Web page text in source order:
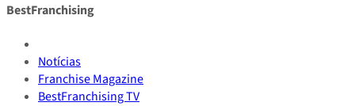
BestFranchising
Notícias
Franchise Magazine
BestFranchising TV